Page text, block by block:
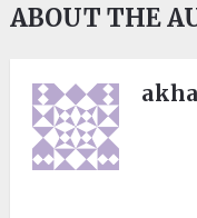
ABOUT THE